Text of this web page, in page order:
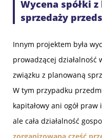
Wycena spółki
sprzedaży
Innym projektem była
prowadzącej działalność
związku z planowaną
W tym przypadku
kapitałowy ani ogół
ale cała działalność